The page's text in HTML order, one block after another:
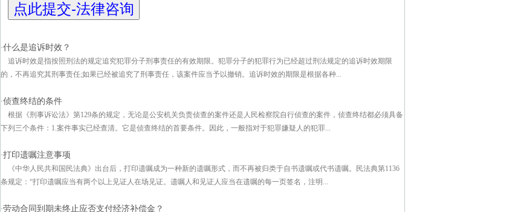
·什么是追诉时效？
追诉时效是指按照刑法的规定追究犯罪分子刑事责任的有效期限。犯罪分子的犯罪行为已经超过刑法规定的追诉时效期限
的，不再追究其刑事责任;如果已经被追究了刑事责任，该案件应当予以撤销。追诉时效的期限是根据各种...
·侦查终结的条件
根据《刑事诉讼法》第129条的规定，无论是公安机关负责侦查的案件还是人民检察院自行侦查的案件，侦查终结都必须具备
下列三个条件：1.案件事实已经查清。它是侦查终结的首要条件。因此，一般指对于犯罪嫌疑人的犯罪...
·打印遗嘱注意事项
《中华人民共和国民法典》出台后，打印遗嘱成为一种新的遗嘱形式，而不再被归类于自书遗嘱或代书遗嘱。民法典第1136
条规定：“打印遗嘱应当有两个以上见证人在场见证。遗嘱人和见证人应当在遗嘱的每一页签名，注明...
·劳动合同到期未终止应否支付经济补偿金？